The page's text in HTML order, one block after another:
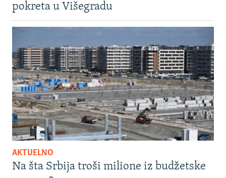
pokreta u Višegradu
AKTUELNO
Na šta Srbija troši milione iz budžetske